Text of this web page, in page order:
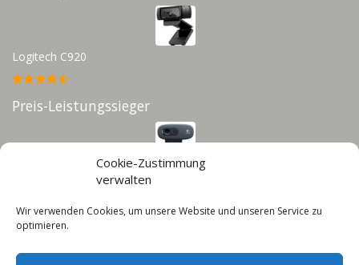
Cookie-Zustimmung
verwalten
Wir verwenden Cookies, um unsere Website und unseren Service zu
optimieren.
Logitech C920
Preis-Leistungssieger
Infos